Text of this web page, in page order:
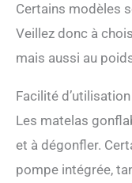
Certains modèles
Veillez donc à
mais aussi au
Facilité d’utilisation
Les matelas
et à dégonfler.
pompe intégrée,